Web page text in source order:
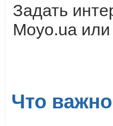
Задать
Moyo.ua
Что